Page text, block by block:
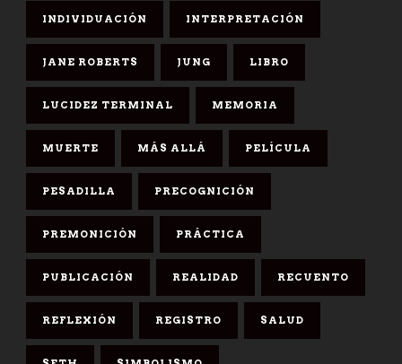
INDIVIDUACIÓN INTERPRETACIÓN
JANE ROBERTS JUNG LIBRO
LUCIDEZ TERMINAL MEMORIA
MUERTE MÁS ALLÁ PELÍCULA
PESADILLA PRECOGNICIÓN
PREMONICIÓN PRÁCTICA
PUBLICACIÓN REALIDAD RECUENTO
REFLEXIÓN REGISTRO SALUD